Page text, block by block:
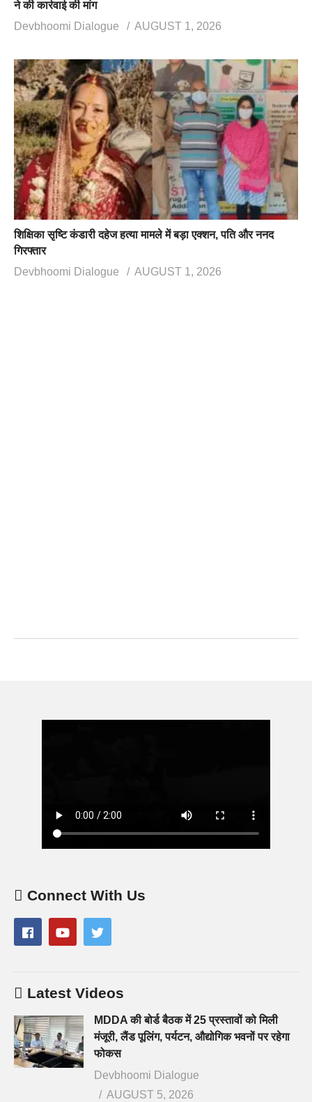
ने की कार्रवाई की मांग
Devbhoomi Dialogue
AUGUST 1, 2026
शिक्षिका सृष्टि कंडारी दहेज हत्या मामले में बड़ा एक्शन, पति और ननद
गिरफ्तार
Devbhoomi Dialogue
AUGUST 1, 2026
Connect With Us
Latest Videos
MDDA की बोर्ड बैठक में 25 प्रस्तावों को मिली
मंजूरी, लैंड पूलिंग, पर्यटन, औद्योगिक भवनों पर रहेगा
फोकस
Devbhoomi Dialogue
AUGUST 5, 2026